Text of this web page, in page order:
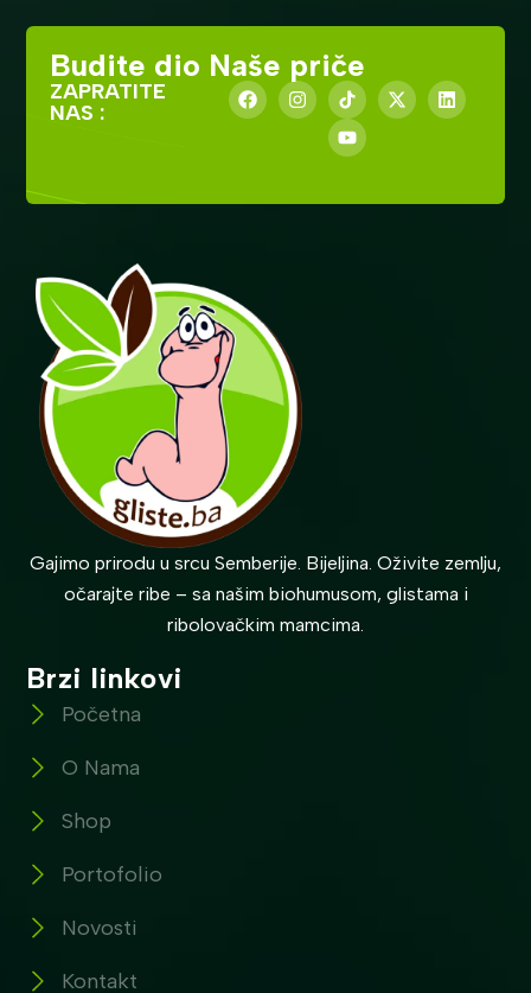
Budite dio Naše priče
ZAPRATITE
NAS :
Gajimo prirodu u srcu Semberije. Bijeljina. Oživite zemlju,
očarajte ribe – sa našim biohumusom, glistama i
ribolovačkim mamcima.
Brzi linkovi
Početna
O Nama
Shop
Portofolio
Novosti
Kontakt